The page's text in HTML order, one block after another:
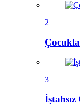
2
3